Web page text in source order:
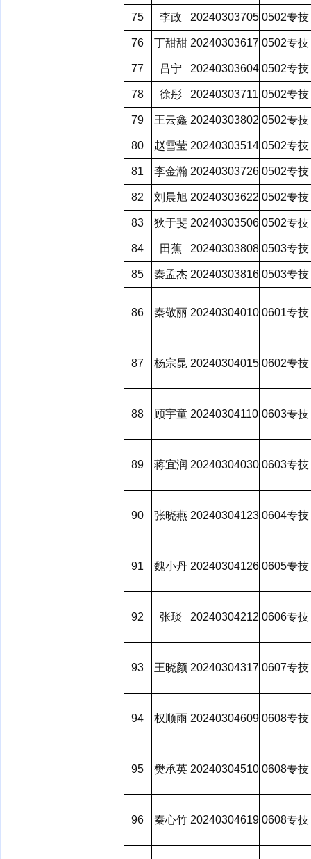
75 李政 20240303705 0502专技
76 丁甜甜 20240303617 0502专技
77 吕宁 20240303604 0502专技
78 徐彤 20240303711 0502专技
79 王云鑫 20240303802 0502专技
80 赵雪莹 20240303514 0502专技
81 李金瀚 20240303726 0502专技
82 刘晨旭 20240303622 0502专技
83 狄于斐 20240303506 0502专技
84 田蕉 20240303808 0503专技
85 秦孟杰 20240303816 0503专技
86 秦敬丽 20240304010 0601专技
87 杨宗昆 20240304015 0602专技
88 顾宇童 20240304110 0603专技
89 蒋宜润 20240304030 0603专技
90 张晓燕 20240304123 0604专技
91 魏小丹 20240304126 0605专技
92 张琰 20240304212 0606专技
93 王晓颜 20240304317 0607专技
94 权顺雨 20240304609 0608专技
95 樊承英 20240304510 0608专技
96 秦心竹 20240304619 0608专技